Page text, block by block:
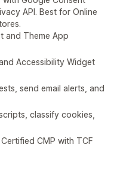
API. Best for Online
and Theme App
Accessibility Widget
send email alerts, and
classify cookies,
CMP with TCF